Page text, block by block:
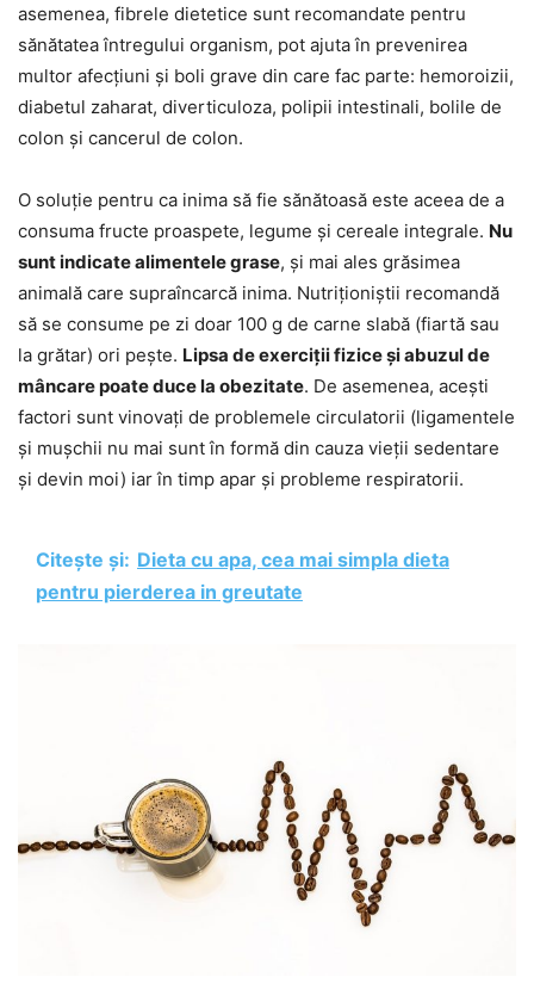
asemenea, fibrele dietetice sunt recomandate pentru
sănătatea întregului organism, pot ajuta în prevenirea
multor afecțiuni și boli grave din care fac parte: hemoroizii,
diabetul zaharat, diverticuloza, polipii intestinali, bolile de
colon și cancerul de colon.
O soluție pentru ca inima să fie sănătoasă este aceea de a
consuma fructe proaspete, legume și cereale integrale. Nu
sunt indicate alimentele grase, și mai ales grăsimea
animală care supraîncarcă inima. Nutriționiștii recomandă
să se consume pe zi doar 100 g de carne slabă (fiartă sau
la grătar) ori pește. Lipsa de exerciții fizice și abuzul de
mâncare poate duce la obezitate. De asemenea, acești
factori sunt vinovați de problemele circulatorii (ligamentele
și mușchii nu mai sunt în formă din cauza vieții sedentare
și devin moi) iar în timp apar și probleme respiratorii.
Citește și: Dieta cu apa, cea mai simpla dieta
pentru pierderea in greutate